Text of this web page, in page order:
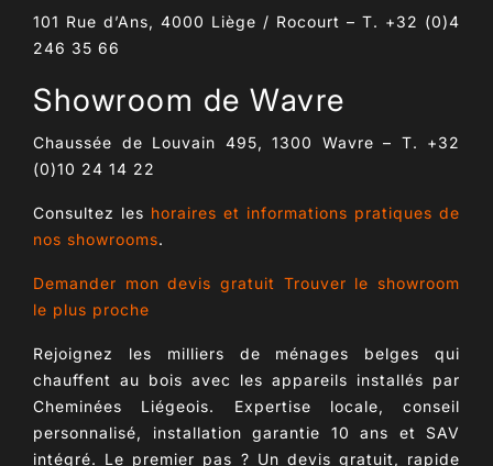
101 Rue d’Ans, 4000 Liège / Rocourt – T. +32 (0)4
246 35 66
Showroom de Wavre
Chaussée de Louvain 495, 1300 Wavre – T. +32
(0)10 24 14 22
Consultez les horaires et informations pratiques de
nos showrooms.
Demander mon devis gratuit Trouver le showroom
le plus proche
Rejoignez les milliers de ménages belges qui
chauffent au bois avec les appareils installés par
Cheminées Liégeois. Expertise locale, conseil
personnalisé, installation garantie 10 ans et SAV
intégré. Le premier pas ? Un devis gratuit, rapide